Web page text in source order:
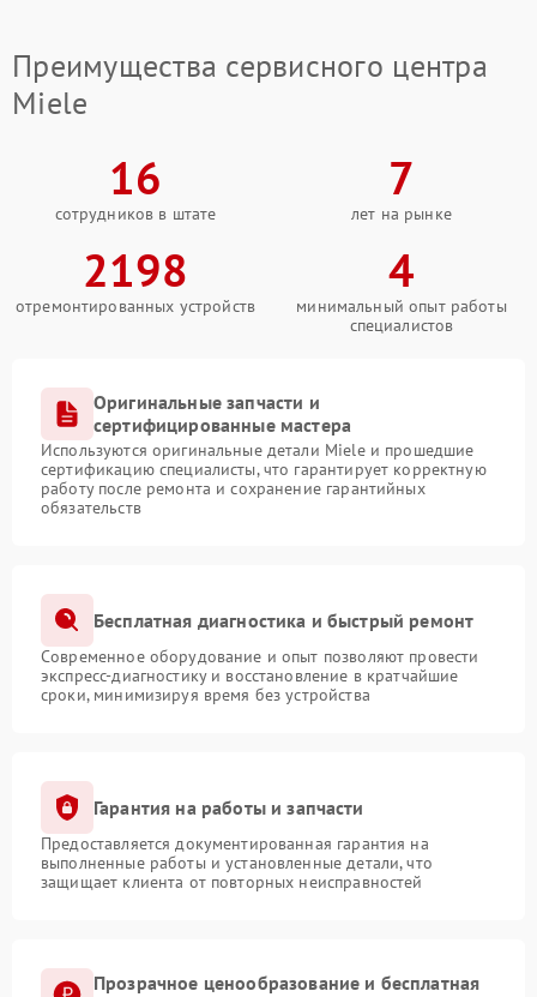
Преимущества сервисного центра
Miele
16
сотрудников в штате
7
лет на рынке
2198
отремонтированных устройств
4
минимальный опыт работы
специалистов
Оригинальные запчасти и
сертифицированные мастера
Используются оригинальные детали Miele и прошедшие
сертификацию специалисты, что гарантирует корректную
работу после ремонта и сохранение гарантийных
обязательств
Бесплатная диагностика и быстрый ремонт
Современное оборудование и опыт позволяют провести
экспресс-диагностику и восстановление в кратчайшие
сроки, минимизируя время без устройства
Гарантия на работы и запчасти
Предоставляется документированная гарантия на
выполненные работы и установленные детали, что
защищает клиента от повторных неисправностей
Прозрачное ценообразование и бесплатная